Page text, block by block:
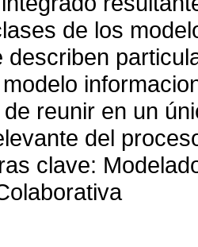
de los
describen
reunir en un
del
clave: